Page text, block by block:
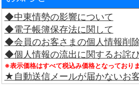
◆中東情勢の影響について
◆電子帳簿保存法に関して
◆会員のお客さまの個人情報削
◆個人情報の流出に関するお詫
※表示価格はすべて税込み価格となっておりま
★自動送信メールが届かないお